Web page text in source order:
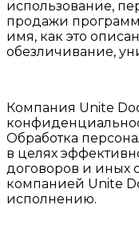
использование,
продажи
имя, как это
обезличивание,
Компания Unite
Обработка
в целях
договоров и иных
компанией Unite
исполнению.